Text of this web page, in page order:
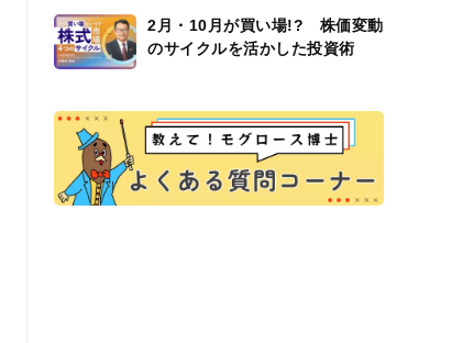
2月・10月が買い場!? 株価変動
のサイクルを活かした投資術